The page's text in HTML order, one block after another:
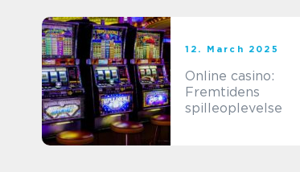
12. March 2025
Online casino:
Fremtidens
spilleoplevelse